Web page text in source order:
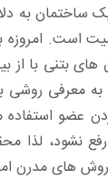
ساختمان به
است.
های بتنی با
معرفی روشی
عضو
نشود، لذا
های مدرن